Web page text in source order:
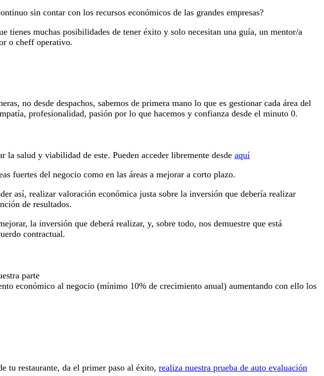
sin contar con los recursos económicos de las grandes empresas?
tienes muchas posibilidades de tener éxito y solo necesitan una guía, un mentor/a
o cheff operativo.
no desde despachos, sabemos de primera mano lo que es gestionar cada área del
profesionalidad, pasión por lo que hacemos y confianza desde el minuto 0.
la salud y viabilidad de este. Pueden acceder libremente desde aquí
fuertes del negocio como en las áreas a mejorar a corto plazo.
así, realizar valoración económica justa sobre la inversión que debería realizar
de resultados.
la inversión que deberá realizar, y, sobre todo, nos demuestre que está
contractual.
parte
económico al negocio (mínimo 10% de crecimiento anual) aumentando con ello los
tu restaurante, da el primer paso al éxito, realiza nuestra prueba de auto evaluación